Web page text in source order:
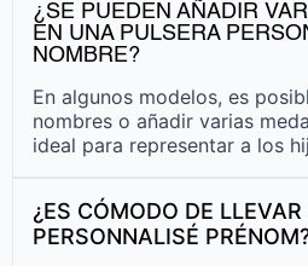
¿SE PUEDEN AÑADIR
EN UNA PULSERA
NOMBRE?
En algunos modelos, es
nombres o añadir varias
ideal para representar a los
¿ES CÓMODO DE
PERSONNALISÉ